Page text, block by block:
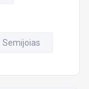
Semijoias